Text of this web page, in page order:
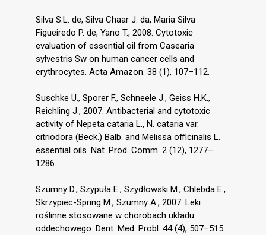
Silva S.L. de, Silva Chaar J. da, Maria Silva
Figueiredo P. de, Yano T., 2008. Cytotoxic
evaluation of essential oil from Casearia
sylvestris Sw on human cancer cells and
erythrocytes. Acta Amazon. 38 (1), 107–112.
Suschke U., Sporer F., Schneele J., Geiss H.K.,
Reichling J., 2007. Antibacterial and cytotoxic
activity of Nepeta cataria L., N. cataria var.
citriodora (Beck.) Balb. and Melissa officinalis L.
essential oils. Nat. Prod. Comm. 2 (12), 1277–
1286.
Szumny D., Szypuła E., Szydłowski M., Chlebda E.,
Skrzypiec-Spring M., Szumny A., 2007. Leki
roślinne stosowane w chorobach układu
oddechowego. Dent. Med. Probl. 44 (4), 507–515.